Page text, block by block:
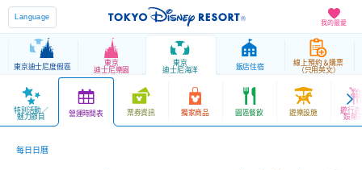
我的最愛
Language
東京迪士尼度假區
東京
迪士尼樂園
東京
迪士尼海洋
飯店住宿
線上預約＆購票
（只用英文）
特別活動／
魅力節目 營運時間表 票券資訊 獨家商品 園區餐飲 遊樂設施 遊行表
娛樂
每日日曆